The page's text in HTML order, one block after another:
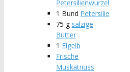
Petersilienwurzel
1 Bund Petersilie
75 g salzige
Butter
1 Eigelb
Frische
Muskatnuss